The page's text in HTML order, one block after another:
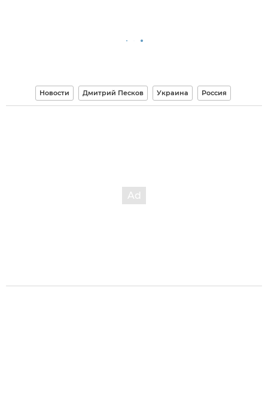
Новости Дмитрий Песков Украина Россия